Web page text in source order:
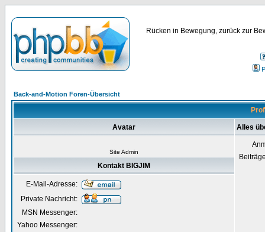
Rücken in Bewegung, zurück zur
Back-and-Motion Foren-Übersicht
Avatar Alles
Site Admin
Kontakt BIGJIM
E-Mail-Adresse:
Private Nachricht:
MSN Messenger:
Yahoo Messenger: